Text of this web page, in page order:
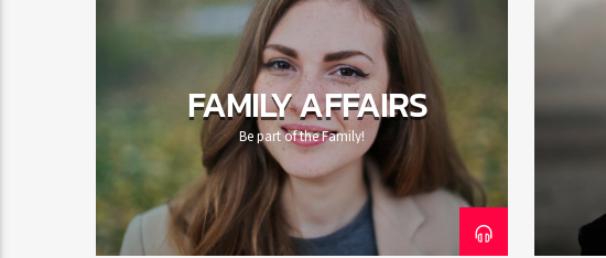
FAMILY AFFAIRS
Be part of the Family!